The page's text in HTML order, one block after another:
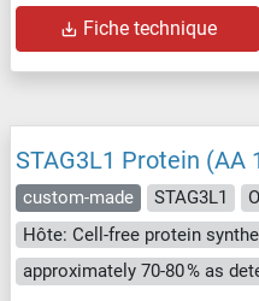
Fiche technique
STAG3L1 Protein (AA
custom-made STAG3L1
Hôte: Cell-free protein